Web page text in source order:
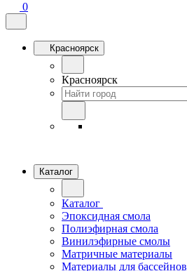
0
Красноярск
Красноярск
Каталог
Каталог
Эпоксидная смола
Полиэфирная смола
Винилэфирные смолы
Матричные материалы
Материалы для бассейнов